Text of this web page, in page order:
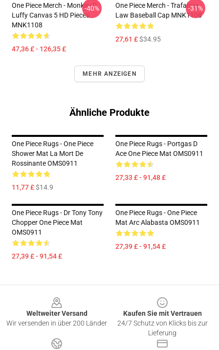
One Piece Merch - Monkey D.
Luffy Canvas 5 HD Pieces
MNK1108
47,36 £ - 126,35 £
-40%
One Piece Merch - Trafalgar
Law Baseball Cap MNK1108
27,61 £$34.95
-31%
MEHR ANZEIGEN
Ähnliche Produkte
One Piece Rugs - One Piece
Shower Mat La Mort De
Rossinante OMS0911
11,77 £$14.9
One Piece Rugs - Portgas D
Ace One Piece Mat OMS0911
27,33 £ - 91,48 £
One Piece Rugs - Dr Tony Tony
Chopper One Piece Mat
OMS0911
27,39 £ - 91,54 £
One Piece Rugs - One Piece
Mat Arc Alabasta OMS0911
27,39 £ - 91,54 £
Weltweiter Versand
Wir versenden in über 200 Länder
Kaufen Sie mit Vertrauen
24/7 Schutz von Klicks bis zur
Lieferung